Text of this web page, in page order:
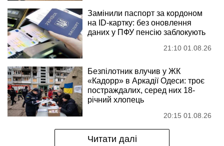
Замінили паспорт за кордоном
на ID-картку: без оновлення
даних у ПФУ пенсію заблокують
21:10 01.08.26
Безпілотник влучив у ЖК
«Кадорр» в Аркадії Одеси: троє
постраждалих, серед них 18-
річний хлопець
20:15 01.08.26
Читати далі